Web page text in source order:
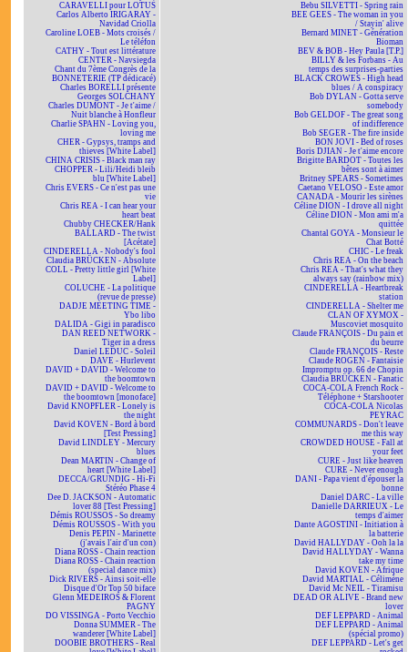
CARAVELLI pour LOTUS
Carlos Alberto IRIGARAY -
Navidad Criolla
Caroline LOEB - Mots croisés /
Le téléfon
CATHY - Tout est littérature
CENTER - Navsiegda
Chant du 7ème Congrès de la
BONNETERIE (TP dédicacé)
Charles BORELLI présente
Georges SOLCHANY
Charles DUMONT - Je t'aime /
Nuit blanche à Honfleur
Charlie SPAHN - Loving you,
loving me
CHER - Gypsys, tramps and
thieves [White Label]
CHINA CRISIS - Black man ray
CHOPPER - Lili/Heidi bleib
blu [White Label]
Chris EVERS - Ce n'est pas une
vie
Chris REA - I can hear your
heart beat
Chubby CHECKER/Hank
BALLARD - The twist
[Acétate]
CINDERELLA - Nobody's fool
Claudia BRÜCKEN - Absolute
COLL - Pretty little girl [White
Label]
COLUCHE - La politique
(revue de presse)
DADJE MEETING TIME -
Ybo libo
DALIDA - Gigi in paradisco
DAN REED NETWORK -
Tiger in a dress
Daniel LEDUC - Soleil
DAVE - Hurlevent
DAVID + DAVID - Welcome to
the boomtown
DAVID + DAVID - Welcome to
the boomtown [monoface]
David KNOPFLER - Lonely is
the night
David KOVEN - Bord à bord
[Test Pressing]
David LINDLEY - Mercury
blues
Dean MARTIN - Change of
heart [White Label]
DECCA/GRUNDIG - Hi-Fi
Stéréo Phase 4
Dee D. JACKSON - Automatic
lover 88 [Test Pressing]
Démis ROUSSOS - So dreamy
Démis ROUSSOS - With you
Denis PEPIN - Marinette
(j'avais l'air d'un con)
Diana ROSS - Chain reaction
Diana ROSS - Chain reaction
(special dance mix)
Dick RIVERS - Ainsi soit-elle
Disque d'Or Top 50 biface
Glenn MEDEIROS & Florent
PAGNY
DO VISSINGA - Porto Vecchio
Donna SUMMER - The
wanderer [White Label]
DOOBIE BROTHERS - Real
Bebu SILVETTI - Spring rain
BEE GEES - The woman in you
/ Stayin' alive
Bernard MINET - Génération
Bioman
BEV & BOB - Hey Paula [T.P.]
BILLY & les Forbans - Au
temps des surprises-parties
BLACK CROWES - High head
blues / A conspiracy
Bob DYLAN - Gotta serve
somebody
Bob GELDOF - The great song
of indifference
Bob SEGER - The fire inside
BON JOVI - Bed of roses
Boris DJIAN - Je t'aime encore
Brigitte BARDOT - Toutes les
bêtes sont à aimer
Britney SPEARS - Sometimes
Caetano VELOSO - Este amor
CANADA - Mourir les sirènes
Céline DION - I drove all night
Céline DION - Mon ami m'a
quittée
Chantal GOYA - Monsieur le
Chat Botté
CHIC - Le freak
Chris REA - On the beach
Chris REA - That's what they
always say (rainbow mix)
CINDERELLA - Heartbreak
station
CINDERELLA - Shelter me
CLAN OF XYMOX -
Muscoviet mosquito
Claude FRANÇOIS - Du pain et
du beurre
Claude FRANÇOIS - Reste
Claude ROGEN - Fantaisie
Impromptu op. 66 de Chopin
Claudia BRÜCKEN - Fanatic
COCA-COLA French Rock -
Téléphone + Starshooter
COCA-COLA Nicolas
PEYRAC
COMMUNARDS - Don't leave
me this way
CROWDED HOUSE - Fall at
your feet
CURE - Just like heaven
CURE - Never enough
DANI - Papa vient d'épouser la
bonne
Daniel DARC - La ville
Danielle DARRIEUX - Le
temps d'aimer
Dante AGOSTINI - Initiation à
la batterie
David HALLYDAY - Ooh la la
David HALLYDAY - Wanna
take my time
David KOVEN - Afrique
David MARTIAL - Célimène
David Mc NEIL - Tiramisu
DEAD OR ALIVE - Brand new
lover
DEF LEPPARD - Animal
DEF LEPPARD - Animal
(spécial promo)
DEF LEPPARD - Let's get